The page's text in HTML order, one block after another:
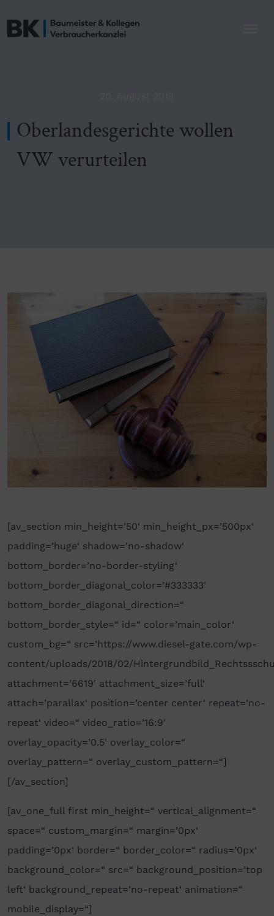
Oberlandesgerichte wollen
VW verurteilen
[av_section min_height=’50‘ min_height_px=’500px‘
padding=’huge‘ shadow=’no-shadow‘
bottom_border=’no-border-styling‘
bottom_border_diagonal_color=’#333333′
bottom_border_diagonal_direction=“
bottom_border_style=“ id=“ color=’main_color‘
custom_bg=“ src=’https://www.diesel-gate.com/wp-
content/uploads/2018/02/
attachment=’6619′ attachment_size=’full‘
attach=’parallax‘ position=’center center‘ repeat=’no-
repeat‘ video=“ video_ratio=’16:9′
overlay_opacity=’0.5′ overlay_color=“
overlay_pattern=“ overlay_custom_pattern=“]
[/av_section]
[av_one_full first min_height=“ vertical_alignment=“
space=“ custom_margin=“ margin=’0px‘
padding=’0px‘ border=“ border_color=“ radius=’0px‘
background_color=“ src=“ background_position=’top
left‘ background_repeat=’no-repeat‘ animation=“
mobile_display=“]